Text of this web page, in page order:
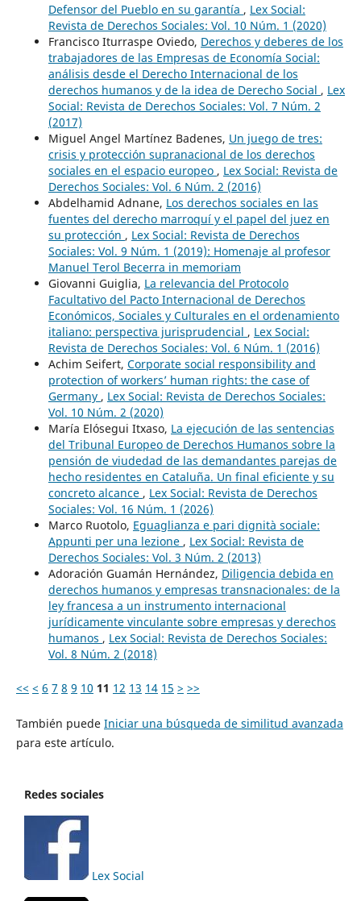
Defensor del Pueblo en su garantía , Lex Social:
Revista de Derechos Sociales: Vol. 10 Núm. 1 (2020)
Francisco Iturraspe Oviedo, Derechos y deberes de los
trabajadores de las Empresas de Economía Social:
análisis desde el Derecho Internacional de los
derechos humanos y de la idea de Derecho Social , Lex
Social: Revista de Derechos Sociales: Vol. 7 Núm. 2
(2017)
Miguel Angel Martínez Badenes, Un juego de tres:
crisis y protección supranacional de los derechos
sociales en el espacio europeo , Lex Social: Revista de
Derechos Sociales: Vol. 6 Núm. 2 (2016)
Abdelhamid Adnane, Los derechos sociales en las
fuentes del derecho marroquí y el papel del juez en
su protección , Lex Social: Revista de Derechos
Sociales: Vol. 9 Núm. 1 (2019): Homenaje al profesor
Manuel Terol Becerra in memoriam
Giovanni Guiglia, La relevancia del Protocolo
Facultativo del Pacto Internacional de Derechos
Económicos, Sociales y Culturales en el ordenamiento
italiano: perspectiva jurisprudencial , Lex Social:
Revista de Derechos Sociales: Vol. 6 Núm. 1 (2016)
Achim Seifert, Corporate social responsibility and
protection of workers’ human rights: the case of
Germany , Lex Social: Revista de Derechos Sociales:
Vol. 10 Núm. 2 (2020)
María Elósegui Itxaso, La ejecución de las sentencias
del Tribunal Europeo de Derechos Humanos sobre la
pensión de viudedad de las demandantes parejas de
hecho residentes en Cataluña. Un final eficiente y su
concreto alcance , Lex Social: Revista de Derechos
Sociales: Vol. 16 Núm. 1 (2026)
Marco Ruotolo, Eguaglianza e pari dignità sociale:
Appunti per una lezione , Lex Social: Revista de
Derechos Sociales: Vol. 3 Núm. 2 (2013)
Adoración Guamán Hernández, Diligencia debida en
derechos humanos y empresas transnacionales: de la
ley francesa a un instrumento internacional
jurídicamente vinculante sobre empresas y derechos
humanos , Lex Social: Revista de Derechos Sociales:
Vol. 8 Núm. 2 (2018)
<< < 6 7 8 9 10 11 12 13 14 15 > >>
También puede Iniciar una búsqueda de similitud avanzada
para este artículo.
Redes sociales
Lex Social